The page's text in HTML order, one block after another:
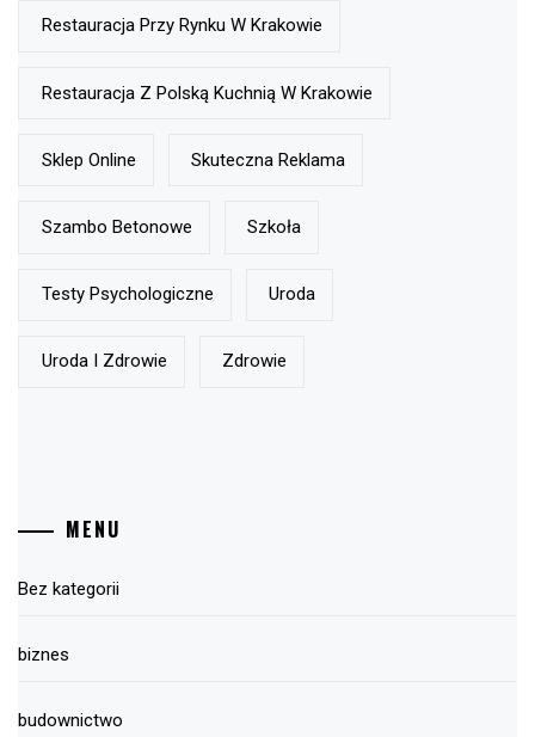
Restauracja Przy Rynku W Krakowie
Restauracja Z Polską Kuchnią W Krakowie
Sklep Online Skuteczna Reklama
Szambo Betonowe Szkoła
Testy Psychologiczne Uroda
Uroda I Zdrowie Zdrowie
MENU
Bez kategorii
biznes
budownictwo